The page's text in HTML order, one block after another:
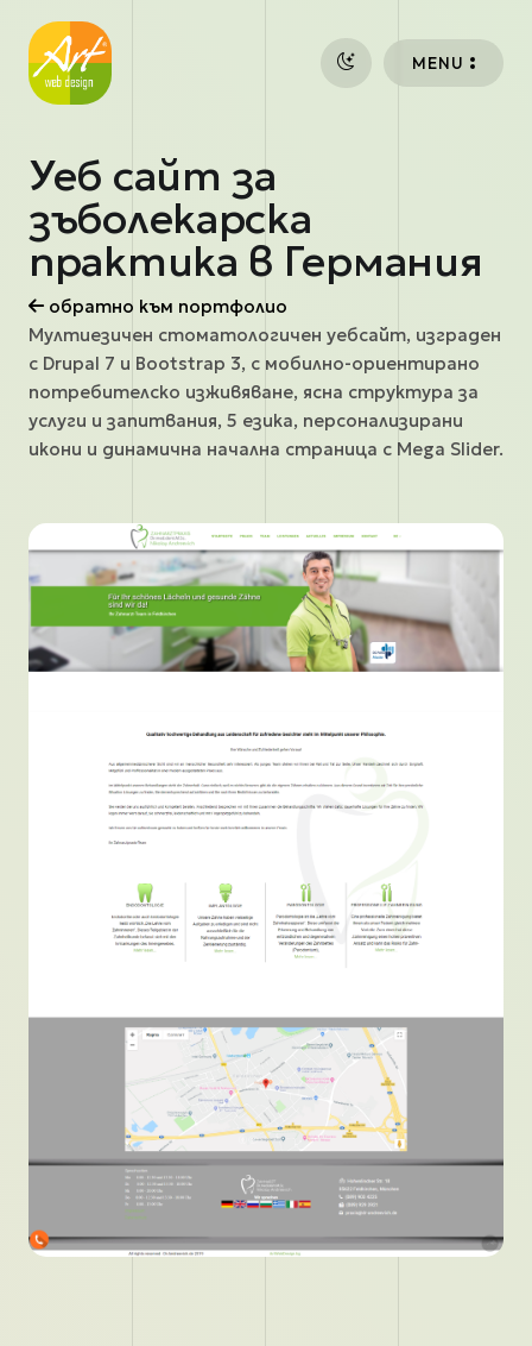
MENU
Уеб сайт за
зъболекарска
практика в Германия
обратно към портфолио
Мултиезичен стоматологичен уебсайт, изграден
с Drupal 7 и Bootstrap 3, с мобилно-ориентирано
потребителско изживяване, ясна структура за
услуги и запитвания, 5 езика, персонализирани
икони и динамична начална страница с Mega Slider.